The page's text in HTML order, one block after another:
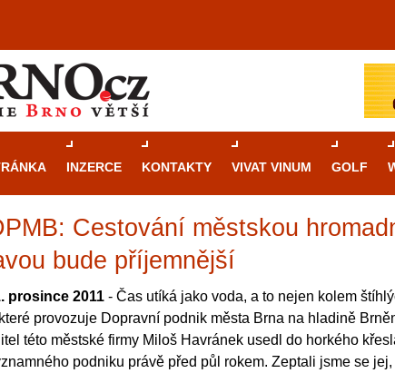
INZERCE KONTAKTY VIVAT VINUM GOLF
Cestování městskou
bude příjemnější
prosince 2011 - Čas utíká jako voda, a to nejen kolem
provozuje Dopravní podnik města Brna na hladině
této městské firmy Miloš Havránek usedl do horkého
podniku právě před půl rokem. Zeptali jsme se jej,
Průvodcekasinovými hrami
rulety po video automaty
Brno je městem známým pro
restaurace, divadla a univerzity.
místem, kde si můžete legálně a
různé kasinové hry. V neustále
metropoli naleznete širokou